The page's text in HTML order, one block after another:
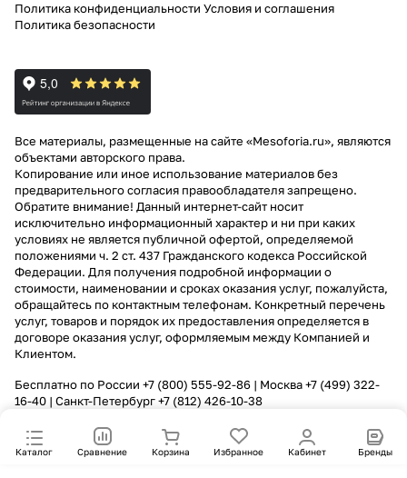
Каталог Сравнение Корзина Избранное Кабинет Бренды
Политика конфиденциальности Условия и соглашения
Политика безопасности
Все материалы, размещенные на сайте «Mesoforia.ru», являются
объектами авторского права.
Копирование или иное использование материалов без
предварительного согласия правообладателя запрещено.
Обратите внимание! Данный интернет-сайт носит
исключительно информационный характер и ни при каких
условиях не является публичной офертой, определяемой
положениями ч. 2 ст. 437 Гражданского кодекса Российской
Федерации. Для получения подробной информации о
стоимости, наименовании и сроках оказания услуг, пожалуйста,
обращайтесь по контактным телефонам. Конкретный перечень
услуг, товаров и порядок их предоставления определяется в
договоре оказания услуг, оформляемым между Компанией и
Клиентом.
Бесплатно по России +7 (800) 555-92-86 | Москва+7 (499) 322-
16-40 | Санкт-Петербург+7 (812) 426-10-38